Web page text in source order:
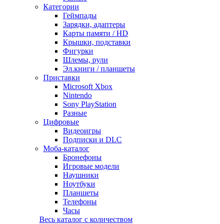
Категории
Геймпады
Зарядки, адаптеры
Карты памяти / HD
Крышки, подставки
Фигурки
Шлемы, рули
Эл.книги / планшеты
Приставки
Microsoft Xbox
Nintendo
Sony PlayStation
Разные
Цифровые
Видеоигры
Подписки и DLC
Моба-каталог
Бронефоны
Игровые модели
Наушники
Ноутбуки
Планшеты
Телефоны
Часы
Весь каталог с количеством